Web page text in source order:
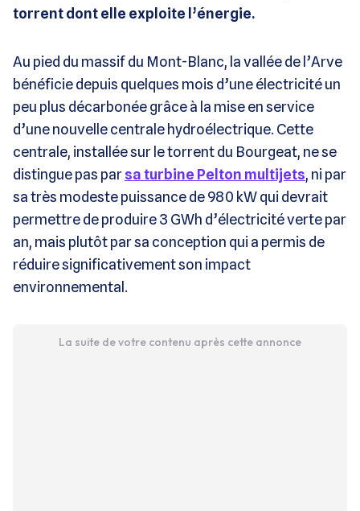
torrent dont elle exploite l’énergie.
Au pied du massif du Mont-Blanc, la vallée de l’Arve
bénéficie depuis quelques mois d’une électricité un
peu plus décarbonée grâce à la mise en service
d’une nouvelle centrale hydroélectrique. Cette
centrale, installée sur le torrent du Bourgeat, ne se
distingue pas parsa turbine Pelton multijets, ni par
sa très modeste puissance de 980 kW qui devrait
permettre de produire 3 GWh d’électricité verte par
an, mais plutôt par sa conception qui a permis de
réduire significativement son impact
environnemental.
La suite de votre contenu après cette annonce